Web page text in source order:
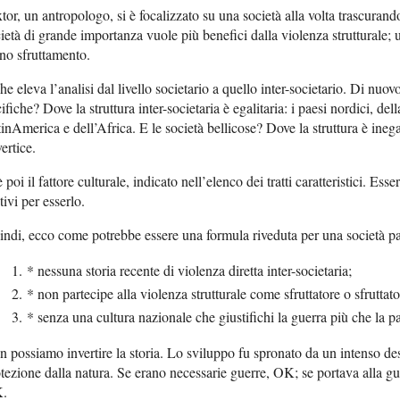
un antropologo, si è focalizzato su una società alla volta
di grande importanza vuole più benefici dalla violenza strutturale;
sfruttamento.
eleva l’analisi dal livello societario a quello inter-societario. Di
Dove la struttura inter-societaria è egalitaria: i paesi nordici,
e dell’Africa. E le società bellicose? Dove la struttura è
poi il fattore culturale, indicato nell’elenco dei tratti caratteristici.
per esserlo.
ecco come potrebbe essere una formula riveduta per una società
* nessuna storia recente di violenza diretta inter-societaria;
* non partecipe alla violenza strutturale come sfruttatore o
* senza una cultura nazionale che giustifichi la guerra più che la
possiamo invertire la storia. Lo sviluppo fu spronato da un intenso
dalla natura. Se erano necessarie guerre, OK; se portava alla